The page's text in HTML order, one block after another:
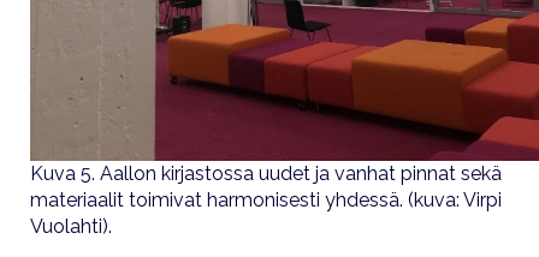
Kuva 5. Aallon kirjastossa uudet ja vanhat pinnat sekä
materiaalit toimivat harmonisesti yhdessä. (kuva: Virpi
Vuolahti).